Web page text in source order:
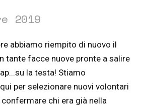
2019
abbiamo riempito di nuovo il
tante facce nuove pronte a salire
la testa! Stiamo
per selezionare nuovi volontari
chi era già nella